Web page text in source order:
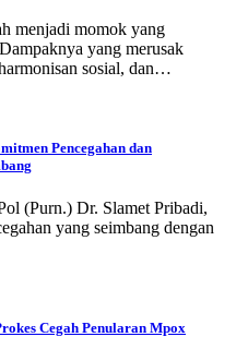
menjadi momok yang
yang merusak
sosial, dan…
Pencegahan dan
(Purn.) Dr. Slamet Pribadi,
yang seimbang dengan
Cegah Penularan Mpox